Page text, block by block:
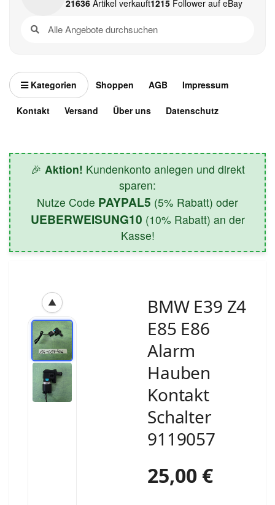
21636Artikel verkauft1215Follower auf eBay
Kategorien Shoppen AGB Impressum
Kontakt Versand Über uns Datenschutz
🎉 Aktion! Kundenkonto anlegen und direkt
sparen:
Nutze Code PAYPAL5 (5% Rabatt) oder
UEBERWEISUNG10 (10% Rabatt) an der
Kasse!
▲
BMW E39 Z4
E85 E86
Alarm
Hauben
Kontakt
Schalter
9119057
25,00 €